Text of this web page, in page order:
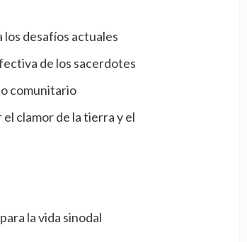
los desafíos actuales
de los sacerdotes
comunitario
clamor de la tierra y el
la vida sinodal